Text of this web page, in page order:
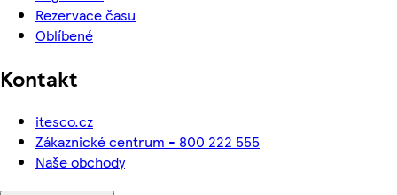
Rezervace času
Oblíbené
Kontakt
itesco.cz
Zákaznické centrum - 800 222 555
Naše obchody